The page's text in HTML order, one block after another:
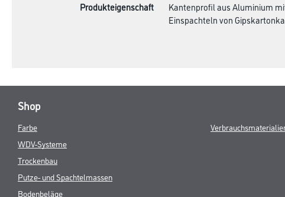
Produkteigenschaft
Kantenprofil aus Aluminium
Einspachteln von
Shop
Farbe
WDV-Systeme
Trockenbau
Putze- und Spachtelmassen
Bodenbeläge